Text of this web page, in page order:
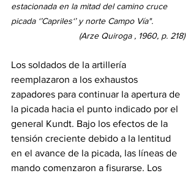
estacionada en la mitad del camino cruce
picada ‘’Capriles‘’ y norte Campo Vía".
(Arze Quiroga , 1960, p. 218)
Los soldados de la artillería
reemplazaron a los exhaustos
zapadores para continuar la apertura de
la picada hacia el punto indicado por el
general Kundt. Bajo los efectos de la
tensión creciente debido a la lentitud
en el avance de la picada, las líneas de
mando comenzaron a fisurarse. Los